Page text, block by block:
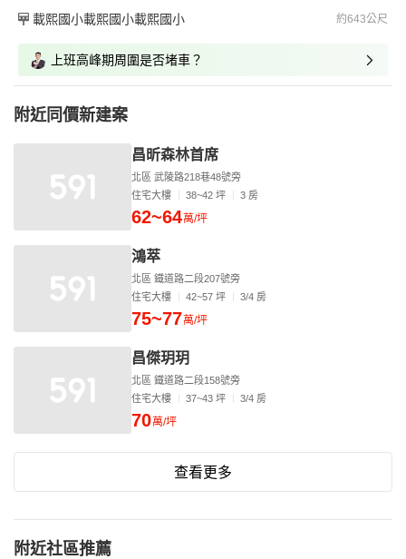
載熙國小載熙國小載熙國小 約643公尺
上班高峰期周圍是否堵車？
附近同價新建案
昌昕森林首席
北區 武陵路218巷48號旁
住宅大樓
38~42 坪 3 房
62~64萬/坪
鴻萃
北區 鐵道路二段207號旁
住宅大樓
42~57 坪 3/4 房
75~77萬/坪
昌傑玥玥
北區 鐵道路二段158號旁
住宅大樓
37~43 坪 3/4 房
70萬/坪
查看更多
附近社區推薦